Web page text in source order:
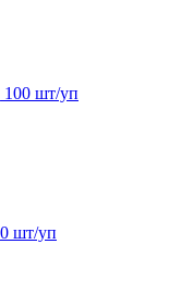
шт/уп
шт/уп